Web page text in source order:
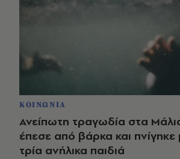
ΚΟΙΝΩΝΙΑ
Ανείπωτη τραγωδία στα
έπεσε από βάρκα και
τρία ανήλικα παιδιά